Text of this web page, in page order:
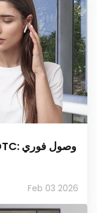
Feb 03 2026